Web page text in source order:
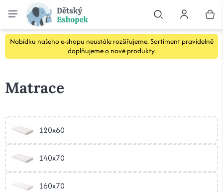
Nabídku našeho e-shopu neustále rozšiřujeme. Sortiment pravidelně
doplňujeme o nové produkty.
Matrace
120x60
140x70
160x70